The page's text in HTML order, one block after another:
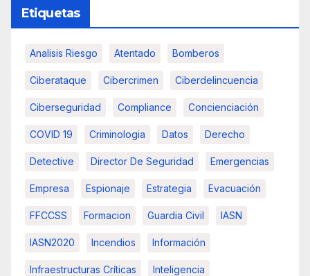
Etiquetas
Analisis Riesgo Atentado Bomberos
Ciberataque Cibercrimen Ciberdelincuencia
Ciberseguridad Compliance Concienciación
COVID 19 Criminologia Datos Derecho
Detective Director De Seguridad Emergencias
Empresa Espionaje Estrategia Evacuación
FFCCSS Formacion Guardia Civil IASN
IASN2020 Incendios Información
Infraestructuras Críticas Inteligencia